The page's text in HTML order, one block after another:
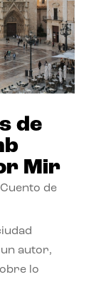
de
Mir
Cuento de
autor,
lo